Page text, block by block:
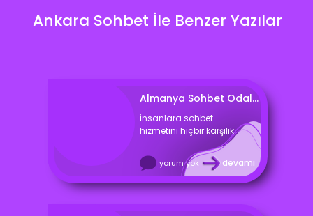
Ankara Sohbet İle Benzer Yazılar
Almanya Sohbet Odaları Bedava Almanya Chat Siteleri
İnsanlara sohbet
hizmetini hiçbir karşılık
yorum yok devamı